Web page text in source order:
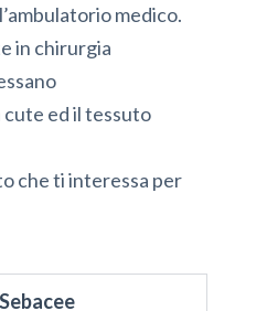
medico.
in chirurgia
ed il tessuto
che ti interessa per